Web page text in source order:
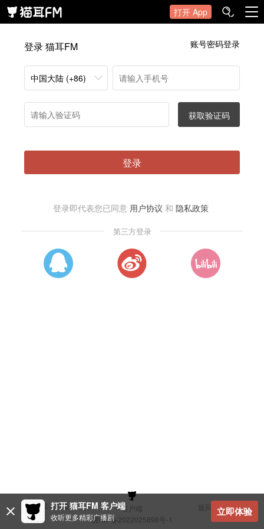
打开 App
登录 猫耳FM 账号密码登录
中国大陆 (+86)
获取验证码
登录
登录即代表您已同意 用户协议 和 隐私政策
第三方登录
建议与反馈 客户端
返回顶部
冀ICP备2022025898号-1
打开 猫耳FM 客户端
收听更多精彩广播剧 立即体验